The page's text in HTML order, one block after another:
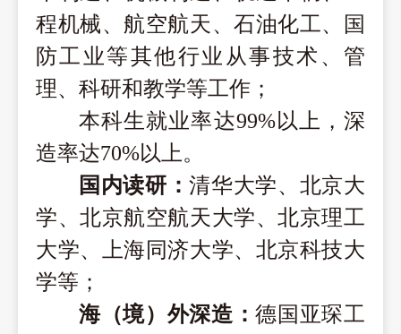
程机械、航空航天、石油化工、国
防工业等其他行业从事技术、管
理、科研和教学等工作；
本科生就业率达99%以上，深
造率达70%以上。
国内读研：清华大学、北京大
学、北京航空航天大学、北京理工
大学、上海同济大学、北京科技大
学等；
海（境）外深造 ：德国亚琛工